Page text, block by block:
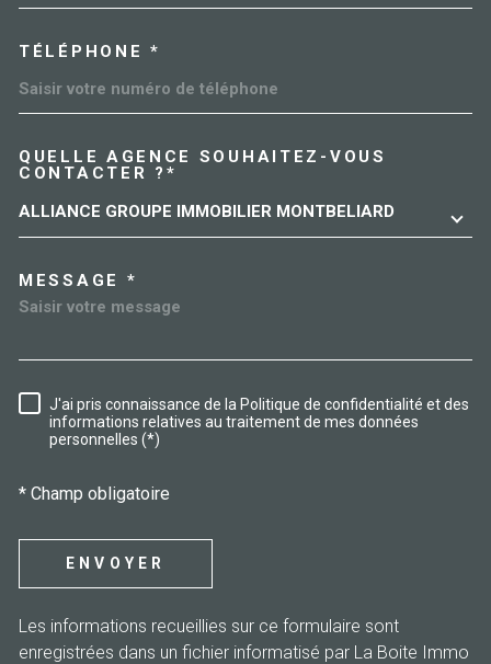
TÉLÉPHONE *
QUELLE AGENCE SOUHAITEZ-VOUS
CONTACTER ?*
ALLIANCE GROUPE IMMOBILIER MONTBELIARD
MESSAGE *
RÈGLEMENTATION
J'ai pris connaissance de la Politique de confidentialité et des
informations relatives au traitement de mes données
personnelles (*)
* Champ obligatoire
ENVOYER
Les informations recueillies sur ce formulaire sont
enregistrées dans un fichier informatisé par La Boite Immo